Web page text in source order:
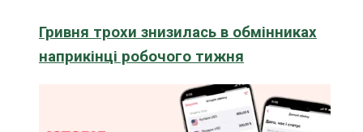
Гривня трохи знизилась в обмінниках
наприкінці робочого тижня